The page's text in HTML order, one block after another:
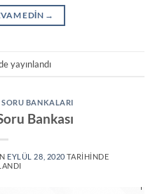
EDIN →
yayınlandı
BANKALARI
Bankası
EYLÜL 28, 2020 TARIHINDE